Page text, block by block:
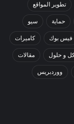
تطوير المواقع
حماية سيو
فيس بوك كاميرات
و حلول مقالات
ووردبريس